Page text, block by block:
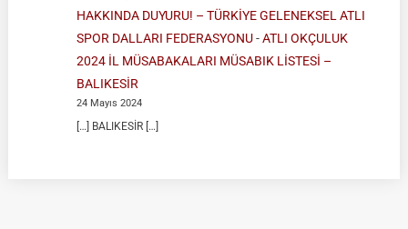
HAKKINDA DUYURU! – TÜRKİYE GELENEKSEL ATLI
SPOR DALLARI FEDERASYONU-ATLI OKÇULUK
2024 İL MÜSABAKALARI MÜSABIK LİSTESİ –
BALIKESİR
24 Mayıs 2024
[…] BALIKESİR […]